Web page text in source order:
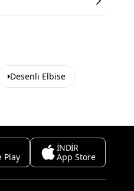
Desenli Elbise
Play
İNDİR
App Store